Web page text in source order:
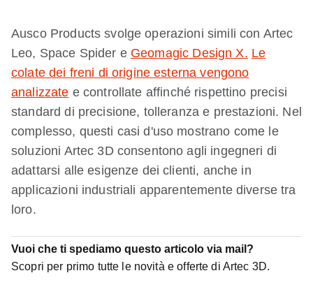
Ausco Products svolge operazioni simili con Artec
Leo, Space Spider e Geomagic Design X. Le
colate dei freni di origine esterna vengono
analizzate e controllate affinché rispettino precisi
standard di precisione, tolleranza e prestazioni. Nel
complesso, questi casi d'uso mostrano come le
soluzioni Artec 3D consentono agli ingegneri di
adattarsi alle esigenze dei clienti, anche in
applicazioni industriali apparentemente diverse tra
loro.
Vuoi che ti spediamo questo articolo via mail?
Scopri per primo tutte le novità e offerte di Artec 3D.